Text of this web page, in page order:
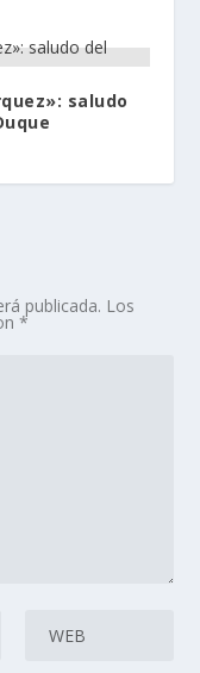
saludo
publicada. Los
*